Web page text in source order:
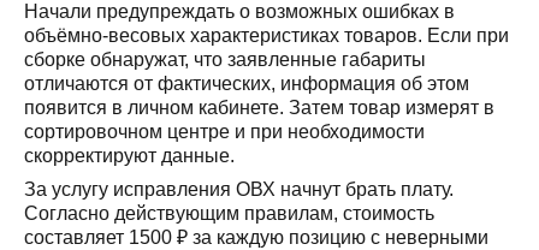
Начали предупреждать о возможных ошибках в
объёмно-весовых характеристиках товаров. Если при
сборке обнаружат, что заявленные габариты
отличаются от фактических, информация об этом
появится в личном кабинете. Затем товар измерят в
сортировочном центре и при необходимости
скорректируют данные.
За услугу исправления ОВХ начнут брать плату.
Согласно действующим правилам, стоимость
составляет 1500 ₽ за каждую позицию с неверными